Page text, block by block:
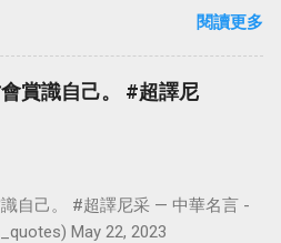
閱讀更多
賞識自己。 #超譯尼
自己。 #超譯尼采 — 中華名言 -
May 22, 2023